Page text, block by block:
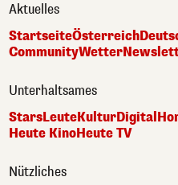
Aktuelles
StartseiteÖsterreich
CommunityWetter
Unterhaltsames
StarsLeuteKulturDigital
Heute KinoHeute TV
Nützliches